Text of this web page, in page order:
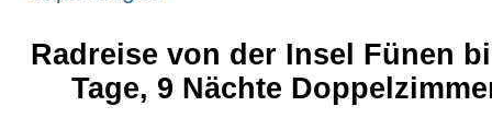
Radreise von der Insel Fünen
Tage, 9 Nächte